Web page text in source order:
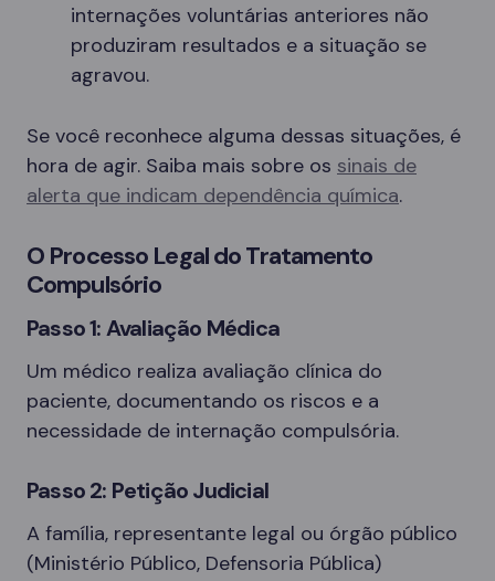
internações voluntárias anteriores não
produziram resultados e a situação se
agravou.
Se você reconhece alguma dessas situações, é
hora de agir. Saiba mais sobre os sinais de
alerta que indicam dependência química.
O Processo Legal do Tratamento
Compulsório
Passo 1: Avaliação Médica
Um médico realiza avaliação clínica do
paciente, documentando os riscos e a
necessidade de internação compulsória.
Passo 2: Petição Judicial
A família, representante legal ou órgão público
(Ministério Público, Defensoria Pública)